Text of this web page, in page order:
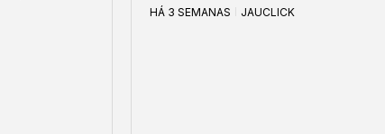
HÁ 3 SEMANAS JAUCLICK